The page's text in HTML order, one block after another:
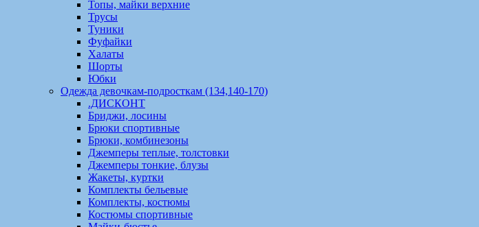
Топы, майки верхние
Трусы
Туники
Фуфайки
Халаты
Шорты
Юбки
Одежда девочкам-подросткам (134,140-170)
.ДИСКОНТ
Бриджи, лосины
Брюки спортивные
Брюки, комбинезоны
Джемперы теплые, толстовки
Джемперы тонкие, блузы
Жакеты, куртки
Комплекты бельевые
Комплекты, костюмы
Костюмы спортивные